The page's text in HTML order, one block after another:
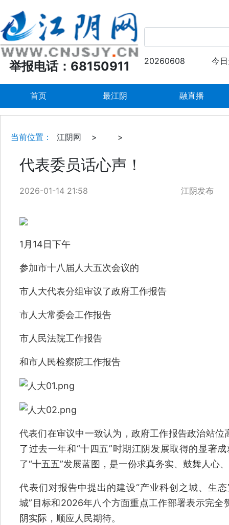
举报电话：68150911 20260608 今
首页 最江阴 融直播
当前位置： 江阴网 > >
代表委员话心声！
2026-01-14 21:58 江阴发布
1月14日下午
参加市十八届人大五次会议的
市人大代表分组审议了政府工作报告
市人大常委会工作报告
市人民法院工作报告
和市人民检察院工作报告
代表们在审议中一致认为，政府工作报告政治站
了过去一年和“十四五”时期江阴发展取得的显著
了“十五五”发展蓝图，是一份求真务实、鼓舞人心
代表们对报告中提出的建设“产业科创之城、生
城”目标和2026年八个方面重点工作部署表示完
阴实际，顺应人民期待。